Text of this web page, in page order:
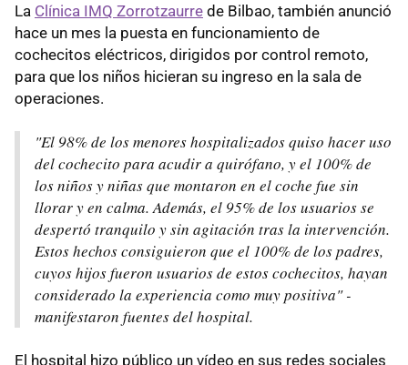
La Clínica IMQ Zorrotzaurre de Bilbao, también anunció
hace un mes la puesta en funcionamiento de
cochecitos eléctricos, dirigidos por control remoto,
para que los niños hicieran su ingreso en la sala de
operaciones.
"El 98% de los menores hospitalizados quiso hacer uso
del cochecito para acudir a quirófano, y el 100% de
los niños y niñas que montaron en el coche fue sin
llorar y en calma. Además, el 95% de los usuarios se
despertó tranquilo y sin agitación tras la intervención.
Estos hechos consiguieron que el 100% de los padres,
cuyos hijos fueron usuarios de estos cochecitos, hayan
considerado la experiencia como muy positiva" -
manifestaron fuentes del hospital.
El hospital hizo público un vídeo en sus redes sociales